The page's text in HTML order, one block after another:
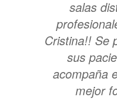
salas
Cristina!! Se
sus
acompaña
mejor